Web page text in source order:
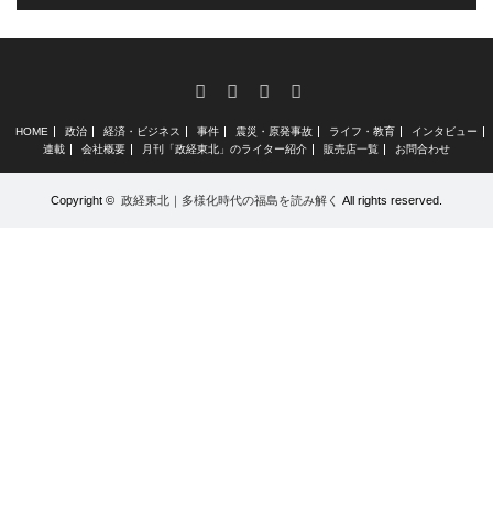
FacebookInstagram
RSS
HOME 政治 経済・ビジネス 事件 震災・原発事故 ライフ・教育
インタビュー
連載
会社概要 月刊「政経東北」のライター紹介 販売店一覧 お問合わせ
Copyright © 政経東北｜多様化時代の福島を読み解く All rights reserved.